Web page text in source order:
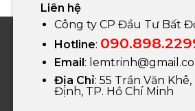
Liên hệ
Công ty CP Đầu Tư Bất
Hotline:
Email:
Địa Chỉ: 55 Trần Văn
Định, TP. Hồ Chí Minh